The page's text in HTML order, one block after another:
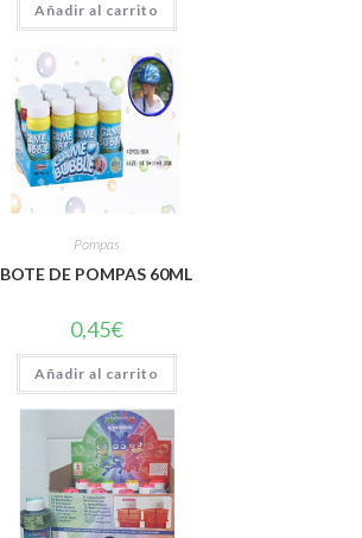
Añadir al carrito
Pompas
BOTE DE POMPAS 60ML
0,45€
Añadir al carrito